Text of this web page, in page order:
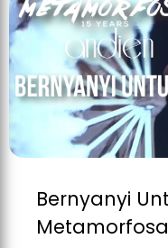
Bernyanyi
Metamorfosa